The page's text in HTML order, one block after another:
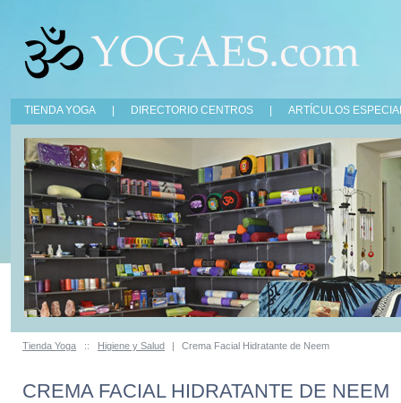
TIENDA YOGA DIRECTORIO CENTROS ARTÍCULOS
Tienda Yoga :: Higiene y Salud | Crema Facial Hidratante de Neem
CREMA FACIAL HIDRATANTE DE NEEM